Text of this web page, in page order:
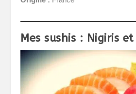
Mes sushis : Nigiris